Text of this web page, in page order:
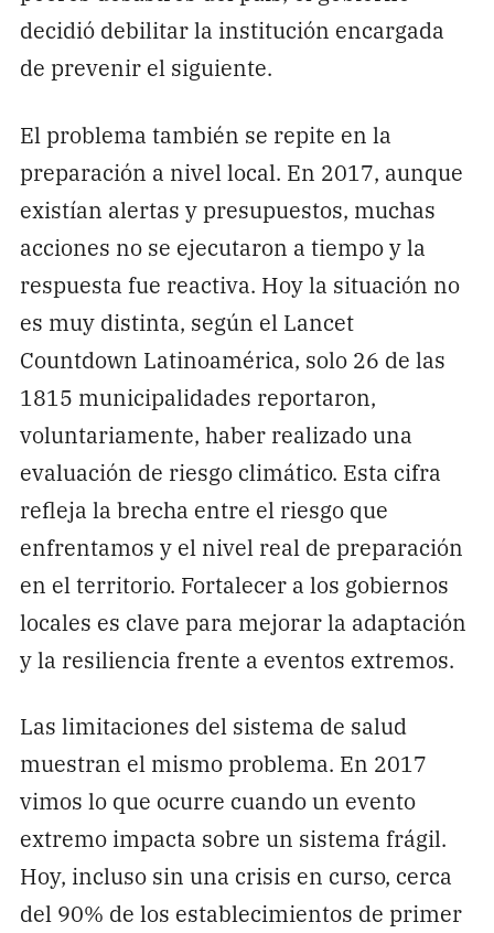
decidió debilitar la institución encargada
de prevenir el siguiente.
El problema también se repite en la
preparación a nivel local. En 2017, aunque
existían alertas y presupuestos, muchas
acciones no se ejecutaron a tiempo y la
respuesta fue reactiva. Hoy la situación no
es muy distinta, según el Lancet
Countdown Latinoamérica, solo 26 de las
1815 municipalidades reportaron,
voluntariamente, haber realizado una
evaluación de riesgo climático. Esta cifra
refleja la brecha entre el riesgo que
enfrentamos y el nivel real de preparación
en el territorio. Fortalecer a los gobiernos
locales es clave para mejorar la adaptación
y la resiliencia frente a eventos extremos.
Las limitaciones del sistema de salud
muestran el mismo problema. En 2017
vimos lo que ocurre cuando un evento
extremo impacta sobre un sistema frágil.
Hoy, incluso sin una crisis en curso, cerca
del 90% de los establecimientos de primer